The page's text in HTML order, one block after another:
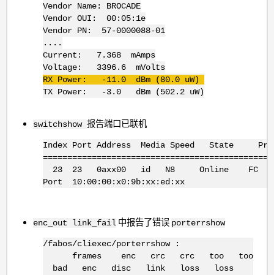
Vendor Name: BROCADE
Vendor OUI: 00:05:1e
Vendor PN: 57-0000088-01
....
Current: 7.368 mAmps
Voltage: 3396.6 mVolts
RX Power: -11.0 dBm (80.0 uW)
TX Power: -3.0 dBm (502.2 uW)
switchshow报告端口已联机
Index Port Address Media Speed State
23 23 0axx00 id N8 Online FC
Port 10:00:00:x0:9b:xx:ed:xx
enc_out link_fail 中报告了错误 porterrshow
/fabos/cliexec/porterrshow :
frames enc crc crc too too
bad enc disc link loss loss